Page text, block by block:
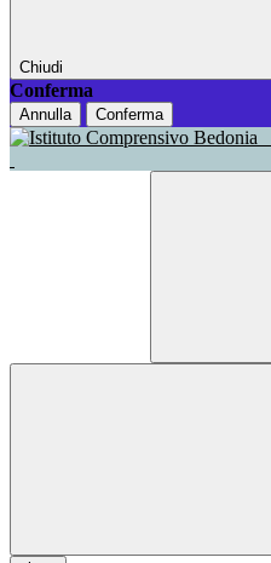
Chiudi
Conferma
Annulla Conferma